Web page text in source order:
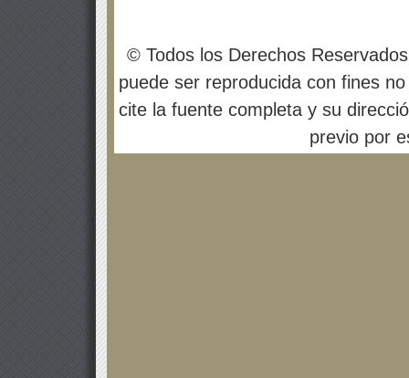
© Todos los Derechos
puede ser reproducida con fines
cite la fuente completa y su
previo por